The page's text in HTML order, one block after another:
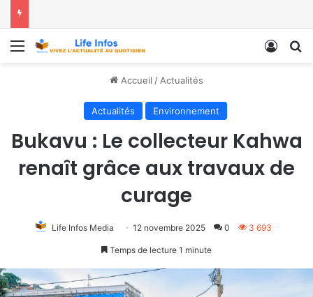
Menu
Accueil / Actualités
Actualités Environnement
Bukavu : Le collecteur Kahwa
renaît grâce aux travaux de
curage
Life Infos Media 12 novembre 2025 0 3 693
Temps de lecture 1 minute